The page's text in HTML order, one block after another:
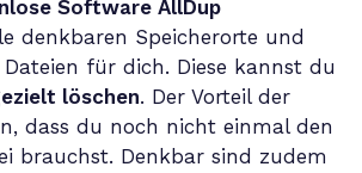
Software AllDup
denkbaren Speicherorte und
für dich. Diese kannst du
löschen. Der Vorteil der
dass du noch nicht einmal den
brauchst. Denkbar sind zudem